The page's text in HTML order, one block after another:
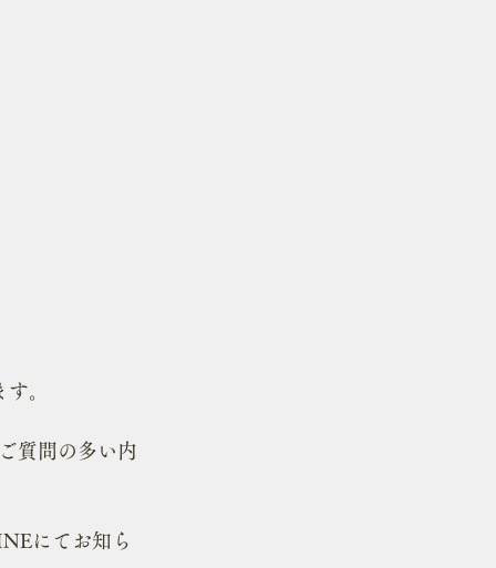
。
質問の多い内
にてお知ら